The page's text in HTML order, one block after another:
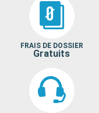
FRAIS DE DOSSIER
Gratuits